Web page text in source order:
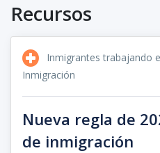
Recursos
Inmigrantes trabajando
Inmigración
Nueva regla de
de inmigración